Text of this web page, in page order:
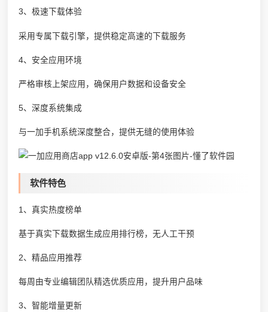
3、极速下载体验
采用专属下载引擎，提供稳定高速的下载服务
4、安全应用环境
严格审核上架应用，确保用户数据和设备安全
5、深度系统集成
与一加手机系统深度整合，提供无缝的使用体验
软件特色
1、真实热度榜单
基于真实下载数据生成应用排行榜，无人工干预
2、精品应用推荐
每周由专业编辑团队精选优质应用，提升用户品味
3、智能增量更新